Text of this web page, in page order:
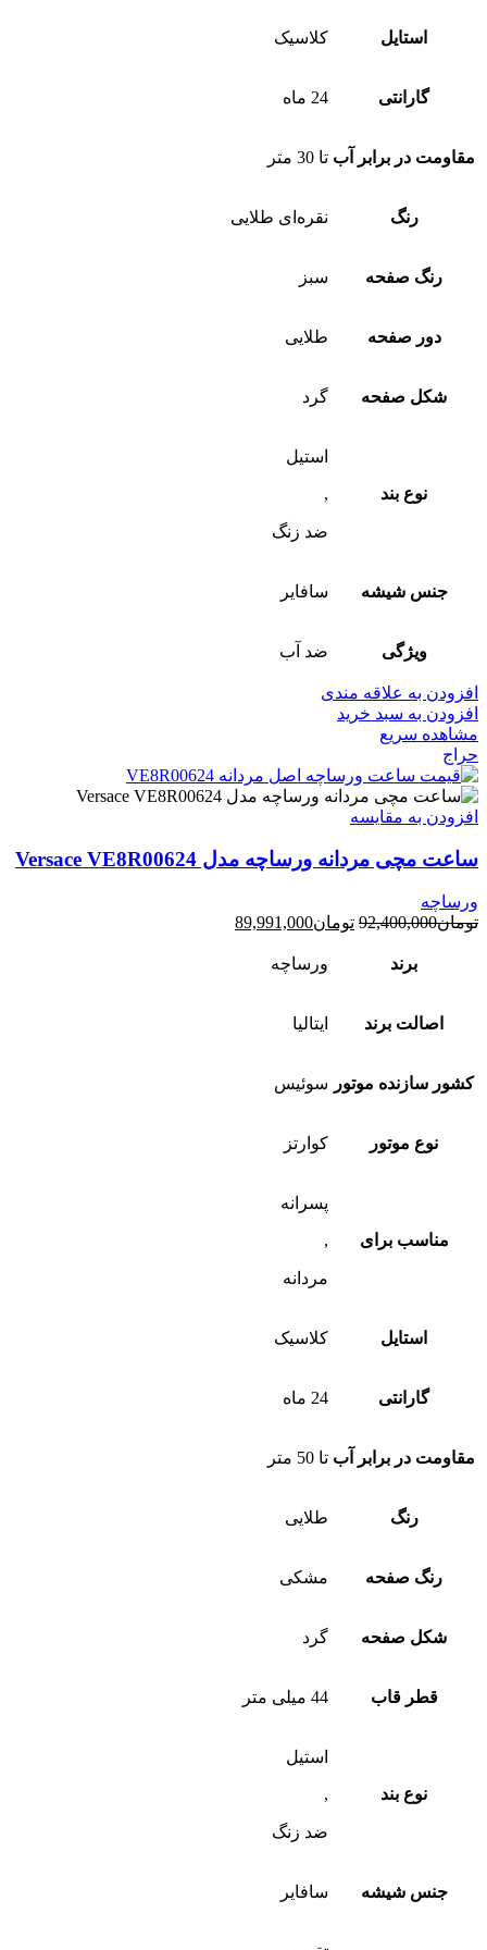
استایل کلاسیک
گارانتی 24 ماه
مقاومت در برابر آب تا 30 متر
رنگ نقره‌ای طلایی
رنگ صفحه سبز
دور صفحه طلایی
شکل صفحه گرد
نوع بند
استیل
,
ضد زنگ
جنس شیشه سافایر
ویژگی ضد آب
افزودن به علاقه مندی
افزودن به سبد خرید
مشاهده سریع
حراج
افزودن به مقایسه
ساعت مچی مردانه ورساچه مدل Versace VE8R00624
ورساچه
تومان92,400,000 قیمت
تومان92,400,000
تومان89,991,000قیمت
برند ورساچه
اصالت برند ایتالیا
کشور سازنده موتور سوئیس
نوع موتور کوارتز
مناسب برای
پسرانه
,
مردانه
استایل کلاسیک
گارانتی 24 ماه
مقاومت در برابر آب تا 50 متر
رنگ طلایی
رنگ صفحه مشکی
شکل صفحه گرد
قطر قاب 44 میلی متر
نوع بند
استیل
,
ضد زنگ
جنس شیشه سافایر